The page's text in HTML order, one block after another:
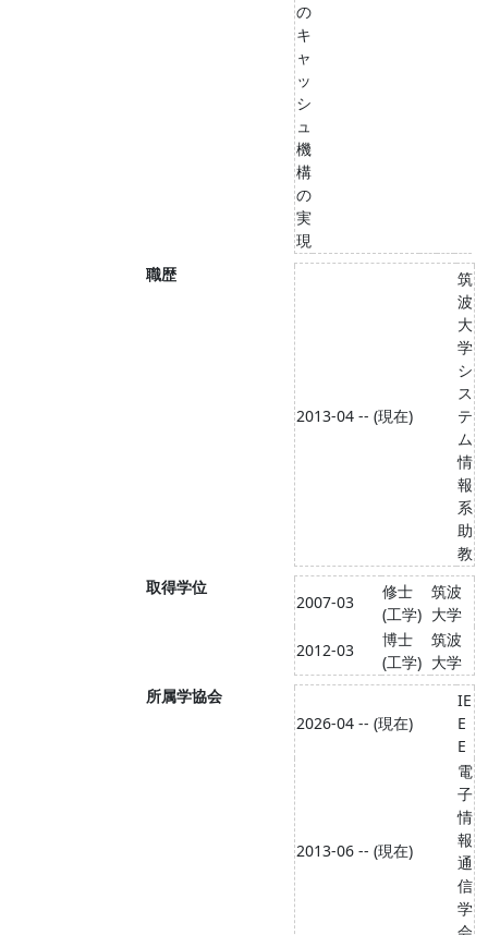
の
キ
ャ
ッ
シ
ュ
機
構
の
実
現
職歴
2013-04 -- (現在)
筑
波
大
学
シ
ス
テ
ム
情
報
系
助
教
取得学位
2007-03
修士
(工学)
筑波
大学
2012-03
博士
(工学)
筑波
大学
所属学協会
2026-04 -- (現在)
IE
E
E
2013-06 -- (現在)
電
子
情
報
通
信
学